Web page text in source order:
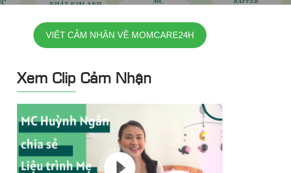
VIẾT CẢM NHẬN VỀ MOMCARE24H
Xem Clip Cảm Nhận